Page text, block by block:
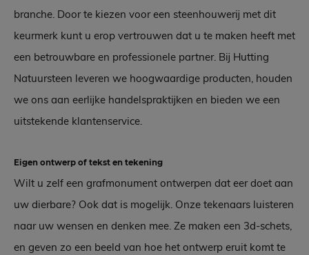
branche. Door te kiezen voor een steenhouwerij met dit
keurmerk kunt u erop vertrouwen dat u te maken heeft met
een betrouwbare en professionele partner. Bij Hutting
Natuursteen leveren we hoogwaardige producten, houden
we ons aan eerlijke handelspraktijken en bieden we een
uitstekende klantenservice.
Eigen ontwerp of tekst en tekening
Wilt u zelf een grafmonument ontwerpen dat eer doet aan
uw dierbare? Ook dat is mogelijk. Onze tekenaars luisteren
naar uw wensen en denken mee. Ze maken een 3d-schets,
en geven zo een beeld van hoe het ontwerp eruit komt te